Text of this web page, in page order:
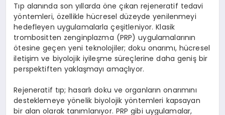
Tıp alanında son yıllarda öne çıkan rejeneratif tedavi
yöntemleri, özellikle hücresel düzeyde yenilenmeyi
hedefleyen uygulamalarla çeşitleniyor. Klasik
trombositten zenginplazma (PRP) uygulamalarının
ötesine geçen yeni teknolojiler; doku onarımı, hücresel
iletişim ve biyolojik iyileşme süreçlerine daha geniş bir
perspektiften yaklaşmayı amaçlıyor.
Rejeneratif tıp; hasarlı doku ve organların onarımını
desteklemeye yönelik biyolojik yöntemleri kapsayan
bir alan olarak tanımlanıyor. PRP gibi uygulamalar,